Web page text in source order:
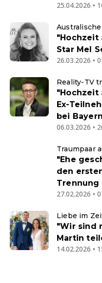
25.04.2026 •
"Hochzeit
Star Mel
26.03.2026 •
Reality-TV
"Hochzeit
Ex-
bei
06.03.2026 •
Traumpaar
"Ehe
den
Trennung
27.02.2026 •
Liebe im
"Wir sind
Martin
14.02.2026 •